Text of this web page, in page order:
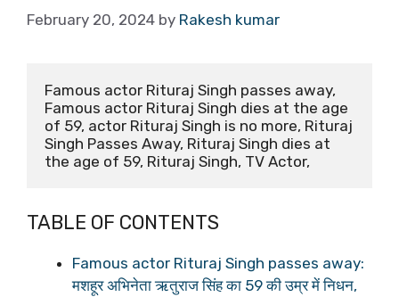
February 20, 2024 by Rakesh kumar
Famous actor Rituraj Singh passes away,
Famous actor Rituraj Singh dies at the age
of 59, actor Rituraj Singh is no more, Rituraj
Singh Passes Away, Rituraj Singh dies at
the age of 59, Rituraj Singh, TV Actor,
TABLE OF CONTENTS
Famous actor Rituraj Singh passes away:
मशहूर अभिनेता ऋतुराज सिंह का 59 की उम्र में निधन,